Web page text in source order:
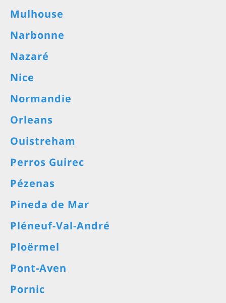
Mulhouse
Narbonne
Nazaré
Nice
Normandie
Orleans
Ouistreham
Perros Guirec
Pézenas
Pineda de Mar
Pléneuf-Val-André
Ploërmel
Pont-Aven
Pornic